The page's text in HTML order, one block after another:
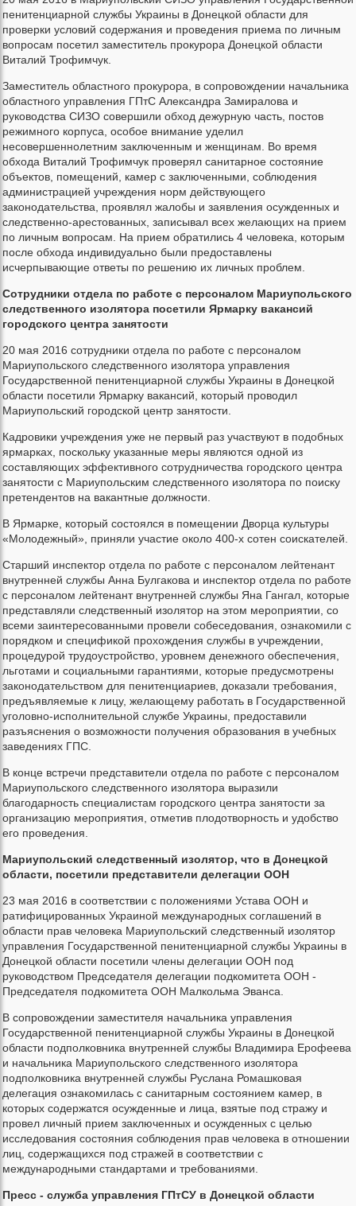
пенитенциарной службы Украины в Донецкой области для
проверки условий содержания и проведения приема по личным
вопросам посетил заместитель прокурора Донецкой области
Виталий Трофимчук.
Заместитель областного прокурора, в сопровождении начальника
областного управления ГПтС Александра Замиралова и
руководства СИЗО совершили обход дежурную часть, постов
режимного корпуса, особое внимание уделил
несовершеннолетним заключенным и женщинам. Во время
обхода Виталий Трофимчук проверял санитарное состояние
объектов, помещений, камер с заключенными, соблюдения
администрацией учреждения норм действующего
законодательства, проявлял жалобы и заявления осужденных и
следственно-арестованных, записывал всех желающих на прием
по личным вопросам. На прием обратились 4 человека, которым
после обхода индивидуально были предоставлены
исчерпывающие ответы по решению их личных проблем.
Сотрудники отдела по работе с персоналом Мариупольского
следственного изолятора посетили Ярмарку вакансий
городского центра занятости
20 мая 2016 сотрудники отдела по работе с персоналом
Мариупольского следственного изолятора управления
Государственной пенитенциарной службы Украины в Донецкой
области посетили Ярмарку вакансий, который проводил
Мариупольский городской центр занятости.
Кадровики учреждения уже не первый раз участвуют в подобных
ярмарках, поскольку указанные меры являются одной из
составляющих эффективного сотрудничества городского центра
занятости с Мариупольским следственного изолятора по поиску
претендентов на вакантные должности.
В Ярмарке, который состоялся в помещении Дворца культуры
«Молодежный», приняли участие около 400-х сотен соискателей.
Старший инспектор отдела по работе с персоналом лейтенант
внутренней службы Анна Булгакова и инспектор отдела по работе
с персоналом лейтенант внутренней службы Яна Гангал, которые
представляли следственный изолятор на этом мероприятии, со
всеми заинтересованными провели собеседования, ознакомили с
порядком и спецификой прохождения службы в учреждении,
процедурой трудоустройство, уровнем денежного обеспечения,
льготами и социальными гарантиями, которые предусмотрены
законодательством для пенитенциариев, доказали требования,
предъявляемые к лицу, желающему работать в Государственной
уголовно-исполнительной службе Украины, предоставили
разъяснения о возможности получения образования в учебных
заведениях ГПС.
В конце встречи представители отдела по работе с персоналом
Мариупольского следственного изолятора выразили
благодарность специалистам городского центра занятости за
организацию мероприятия, отметив плодотворность и удобство
его проведения.
Мариупольский следственный изолятор, что в Донецкой
области, посетили представители делегации ООН
23 мая 2016 в соответствии с положениями Устава ООН и
ратифицированных Украиной международных соглашений в
области прав человека Мариупольский следственный изолятор
управления Государственной пенитенциарной службы Украины в
Донецкой области посетили члены делегации ООН под
руководством Председателя делегации подкомитета ООН -
Председателя подкомитета ООН Малкольма Эванса.
В сопровождении заместителя начальника управления
Государственной пенитенциарной службы Украины в Донецкой
области подполковника внутренней службы Владимира Ерофеева
и начальника Мариупольского следственного изолятора
подполковника внутренней службы Руслана Ромашковая
делегация ознакомилась с санитарным состоянием камер, в
которых содержатся осужденные и лица, взятые под стражу и
провел личный прием заключенных и осужденных с целью
исследования состояния соблюдения прав человека в отношении
лиц, содержащихся под стражей в соответствии с
международными стандартами и требованиями.
Пресс - служба управления ГПтСУ в Донецкой области